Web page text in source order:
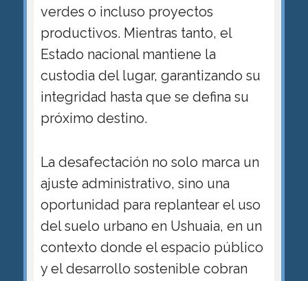
verdes o incluso proyectos
productivos. Mientras tanto, el
Estado nacional mantiene la
custodia del lugar, garantizando su
integridad hasta que se defina su
próximo destino.
La desafectación no solo marca un
ajuste administrativo, sino una
oportunidad para replantear el uso
del suelo urbano en Ushuaia, en un
contexto donde el espacio público
y el desarrollo sostenible cobran